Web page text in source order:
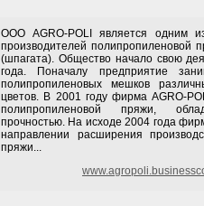
ООО AGRO-POLI является одним
производителей полипропиленовой
(шпагата). Общество начало свою
года. Поначалу предприятие
полипропиленовых мешков
цветов. В 2001 году фирма AGRO-
полипропиленовой пряжи,
прочностью. На исходе 2004 года
направлении расширения
пряжи...